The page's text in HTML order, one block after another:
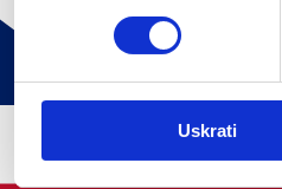
Uskrati